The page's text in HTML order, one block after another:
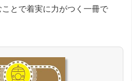
とで着実に力がつく一冊で